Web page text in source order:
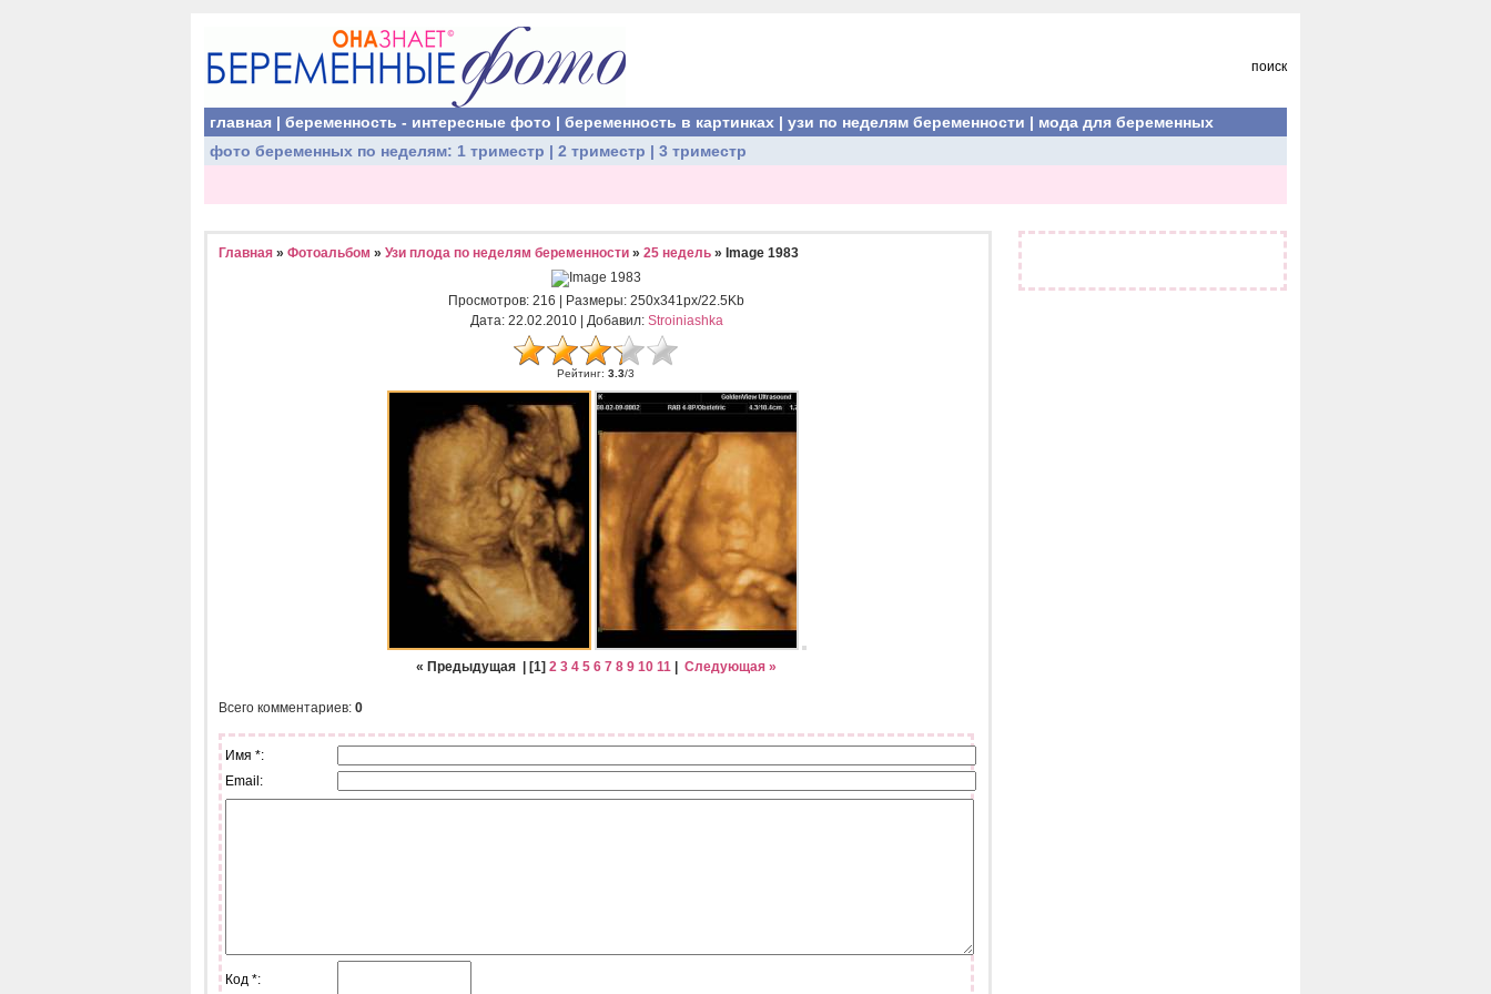
поиск
главная | беременность - интересные фото | беременность в картинках | узи по неделям беременности | мода для беременных
фото беременных по неделям: 1 триместр | 2 триместр | 3 триместр
Главная » Фотоальбом » Узи плода по неделям беременности » 25 недель » Image 1983
Просмотров: 216 | Размеры: 250x341px/22.5Kb
Дата: 22.02.2010 | Добавил: Stroiniashka
Рейтинг: 3.3/3
« Предыдущая | [1] 2 3 4 5 6 7 8 9 10 11 Следующая »
Всего комментариев: 0
Имя *:
Email:
Код *: